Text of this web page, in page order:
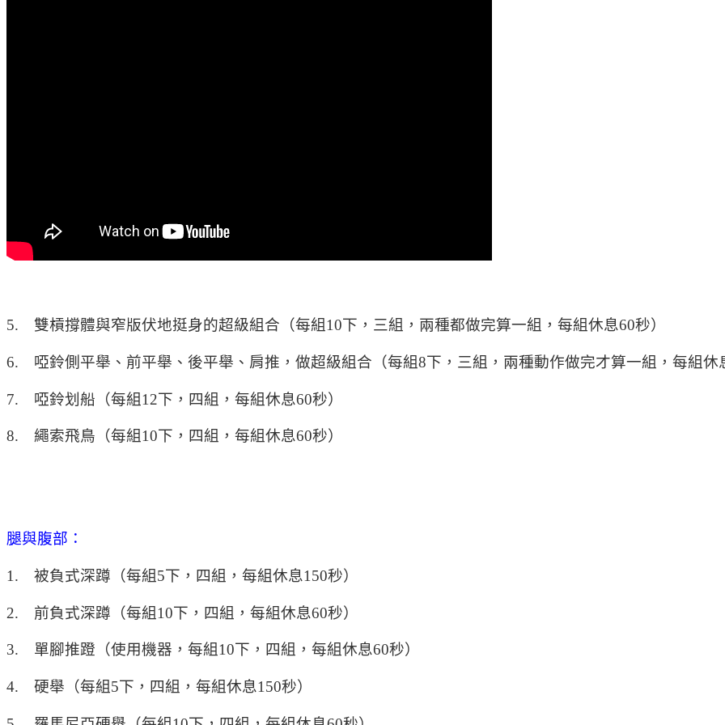
5. 雙槓撐體與窄版伏地挺身的超級組合（每組10下，三組，兩種都做完算一組，每組休息60秒）
6. 啞鈴側平舉、前平舉、後平舉、肩推，做超級組合（每組8下，三組，兩種動作做完才算一組，每組休
7. 啞鈴划船（每組12下，四組，每組休息60秒）
8. 繩索飛鳥（每組10下，四組，每組休息60秒）
腿與腹部：
1. 被負式深蹲（每組5下，四組，每組休息150秒）
2. 前負式深蹲（每組10下，四組，每組休息60秒）
3. 單腳推蹬（使用機器，每組10下，四組，每組休息60秒）
4. 硬舉（每組5下，四組，每組休息150秒）